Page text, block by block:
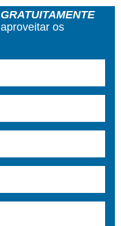
GRATUITAMENTE
os